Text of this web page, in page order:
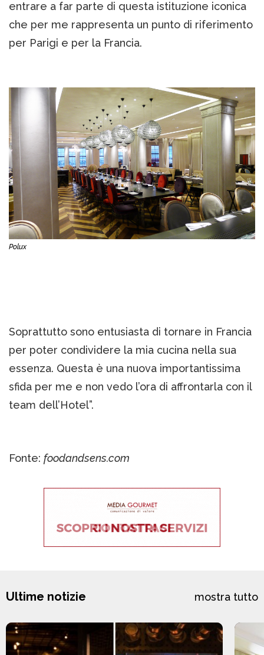
entrare a far parte di questa istituzione iconica
che per me rappresenta un punto di riferimento
per Parigi e per la Francia.
Polux
Soprattutto sono entusiasta di tornare in Francia
per poter condividere la mia cucina nella sua
essenza. Questa è una nuova importantissima
sfida per me e non vedo l’ora di affrontarla con il
team dell’Hotel”.
Fonte: foodandsens.com
Ultime notizie mostra tutto